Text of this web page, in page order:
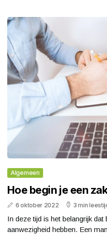
Algemeen
Hoe begin je een
6 oktober 2022 3 min
In deze tijd is het belangrijk dat
aanwezigheid hebben. Een